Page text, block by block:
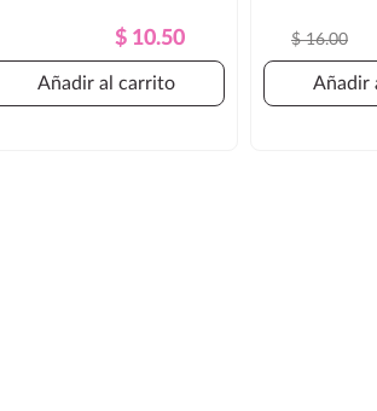
Precio
Regular
Precio
$ 10.50
Añadir al carrito
$ 16.00
Añadir